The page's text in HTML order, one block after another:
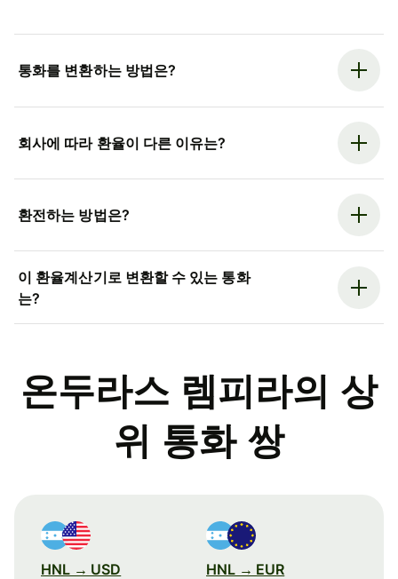
통화를 변환하는 방법은?
회사에 따라 환율이 다른 이유는?
환전하는 방법은?
이 환율계산기로 변환할 수 있는 통화
는?
온두라스 렘피라의 상
위 통화 쌍
HNL → USD HNL → EUR